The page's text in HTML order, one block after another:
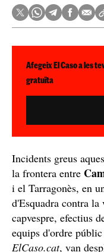
Afegeix El Caso a les
gratuïta
Incidents greus
la frontera entre
i el Tarragonès, en
d'Esquadra contra
capvespre, efectius
equips d'ordre
ElCaso.cat, van